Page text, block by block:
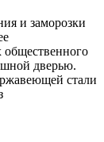
и заморозки
общественного
дверью.
стали